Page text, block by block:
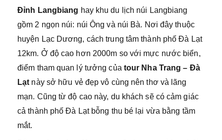
Đỉnh Langbiang hay khu du lịch núi Langbiang
gồm 2 ngọn núi: núi Ông và núi Bà. Nơi đây thuộc
huyện Lạc Dương, cách trung tâm thành phố Đà Lạt
12km. Ở độ cao hơn 2000m so với mực nước biển,
điểm tham quan lý tưởng của tour Nha Trang – Đà
Lạt này sở hữu vẻ đẹp vô cùng nên thơ và lãng
mạn. Cũng từ độ cao này, du khách sẽ có cảm giác
cả thành phố Đà Lạt bỗng thu bé lại vừa bằng tầm
mắt.